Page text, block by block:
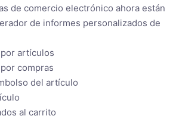
de comercio electrónico ahora están
de informes personalizados de
artículos
compras
del artículo
al carrito